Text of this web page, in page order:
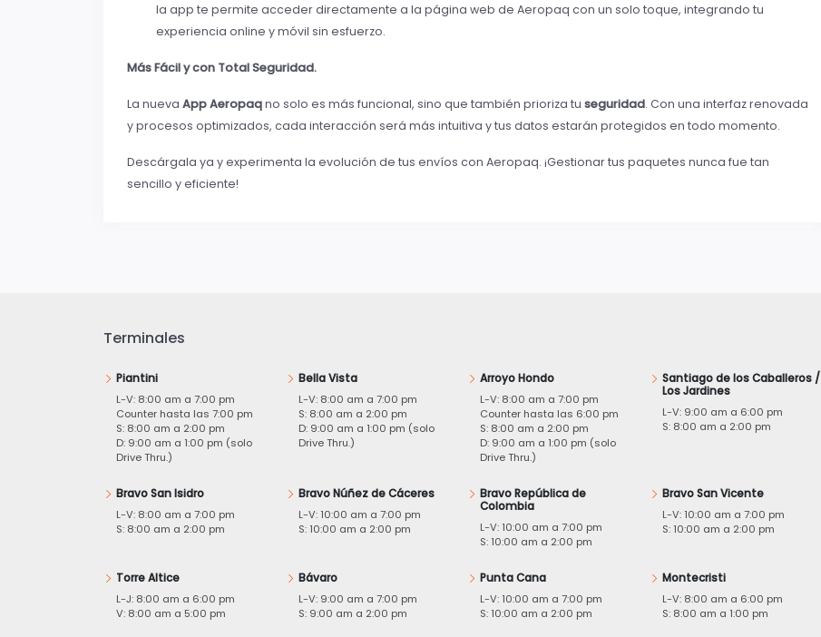
la app te permite acceder directamente a la página web de Aeropaq con un solo toque, integrando tu
experiencia online y móvil sin esfuerzo.
Más Fácil y con Total Seguridad.
La nueva App Aeropaqno solo es más funcional, sino que también prioriza tu seguridad. Con una interfaz renovada
y procesos optimizados, cada interacción será más intuitiva y tus datos estarán protegidos en todo momento.
Descárgala ya y experimenta la evolución de tus envíos con Aeropaq. ¡Gestionar tus paquetes nunca fue tan
sencillo y eficiente!
Terminales
Piantini
L-V: 8:00 am a 7:00 pm
Counter hasta las 7:00 pm
S: 8:00 am a 2:00 pm
D: 9:00 am a 1:00 pm (solo
Drive Thru.)
Bella Vista
L-V: 8:00 am a 7:00 pm
S: 8:00 am a 2:00 pm
D: 9:00 am a 1:00 pm (solo
Drive Thru.)
Arroyo Hondo
L-V: 8:00 am a 7:00 pm
Counter hasta las 6:00 pm
S: 8:00 am a 2:00 pm
D: 9:00 am a 1:00 pm (solo
Drive Thru.)
Santiago de los Caballeros /
Los Jardines
L-V: 9:00 am a 6:00 pm
S: 8:00 am a 2:00 pm
Bravo San Isidro
L-V: 8:00 am a 7:00 pm
S: 8:00 am a 2:00 pm
Bravo Núñez de Cáceres
L-V: 10:00 am a 7:00 pm
S: 10:00 am a 2:00 pm
Bravo República de
Colombia
L-V: 10:00 am a 7:00 pm
S: 10:00 am a 2:00 pm
Bravo San Vicente
L-V: 10:00 am a 7:00 pm
S: 10:00 am a 2:00 pm
Torre Altice
L-J: 8:00 am a 6:00 pm
V: 8:00 am a 5:00 pm
Bávaro
L-V: 9:00 am a 7:00 pm
S: 9:00 am a 2:00 pm
Punta Cana
L-V: 10:00 am a 7:00 pm
S: 10:00 am a 2:00 pm
Montecristi
L-V: 8:00 am a 6:00 pm
S: 8:00 am a 1:00 pm